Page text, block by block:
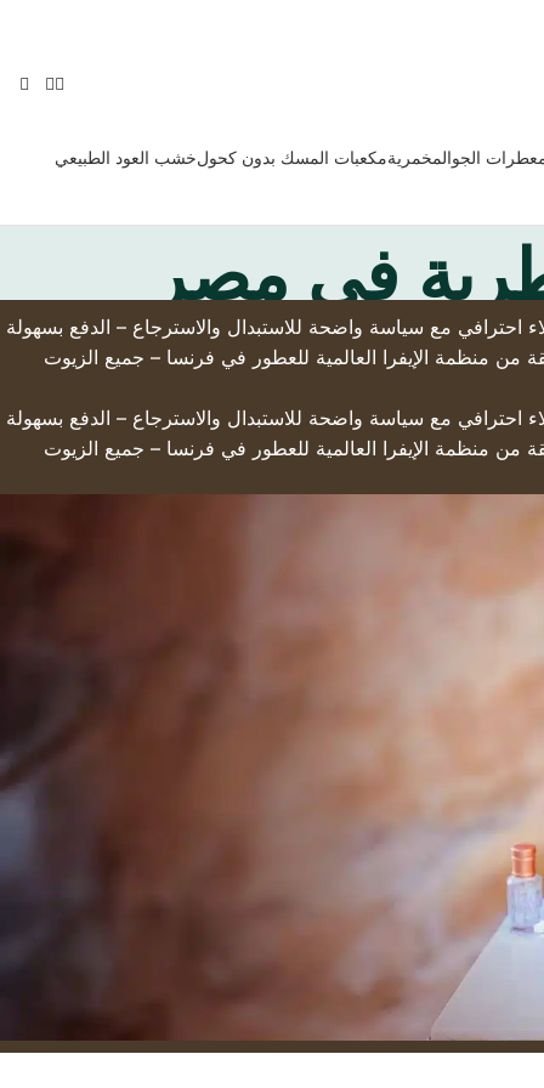
الجوالمخمريةمكعبات المسك بدون كحولخشب العود الطبيعي
في مصر
أرض الواقع – التوصيل السريع لجميع أنحاء العالم – تخفيضات حصرية تصل إلى 50% – دعم عملاء احترافي مع سياسة واضحة للاستبدال والاسترجاع – الدفع بسهولة
من منظمة الإيفرا العالمية للعطور في فرنسا – جميع الزيوت
أرض الواقع – التوصيل السريع لجميع أنحاء العالم – تخفيضات حصرية تصل إلى 50% – دعم عملاء احترافي مع سياسة واضحة للاستبدال والاسترجاع – الدفع بسهولة
من منظمة الإيفرا العالمية للعطور في فرنسا – جميع الزيوت